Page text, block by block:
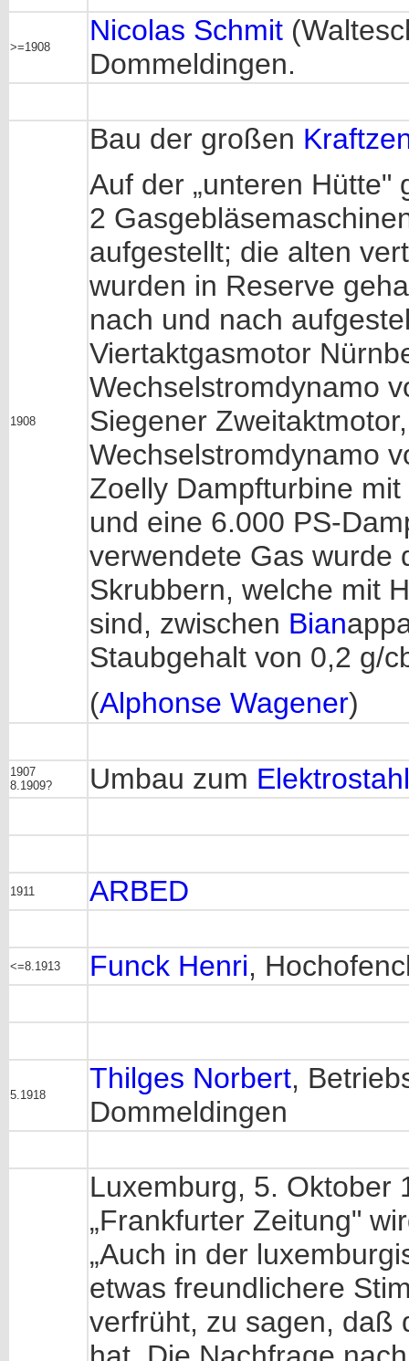
>=1908
Nicolas Schmit
Dommeldingen.
1908
Bau der großen
Auf der „unteren Hütte"
2
aufgestellt; die alten
wurden in Reserve
nach und nach
Viertaktgasmotor
Wechselstromdynamo
Siegener
Wechselstromdynamo
Zoelly Dampfturbine
und eine 6.000 PS-
verwendete Gas wurde
Skrubbern, welche mit
sind, zwischen Bian
Staubgehalt von 0,2 g/
(Alphonse Wagener)
1907
8.1909?
Umbau zum
1911 ARBED
<=8.1913 Funck Henri,
5.1918
Thilges Norbert,
Dommeldingen
Luxemburg, 5. Oktober
„Frankfurter Zeitung"
„Auch in der
etwas freundlichere
verfrüht, zu sagen, daß